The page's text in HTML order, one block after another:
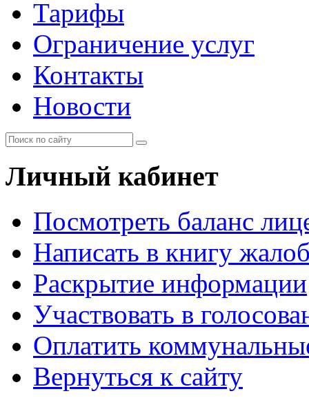
Тарифы
Ограничение услуг
Контакты
Новости
Личный кабинет
Посмотреть баланс
Написать в книгу
Раскрытие информации
Участвовать в
Оплатить
Вернуться к сайту